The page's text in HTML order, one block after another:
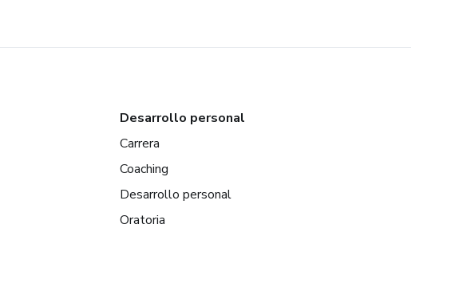
Desarrollo personal
Carrera
Coaching
Desarrollo personal
Oratoria